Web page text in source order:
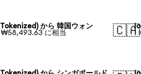
から 韓国ウォン
₩58,493.63 に相当
🇨🇦
1